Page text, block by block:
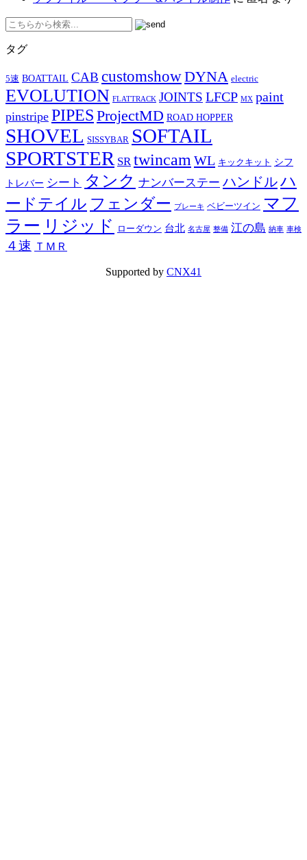
タグ
5速 BOATTAIL CAB customshowDYNA electric
EVOLUTION FLATTRACK JOINTS LFCP MX paint
pinstripe PIPES ProjectMD ROAD HOPPER
SHOVEL SISSYBAR SOFTAIL
SPORTSTER SR twincamWL キックキット シフ
トレバー シート タンク ナンバーステー ハンドルハ
ードテイル フェンダー ブレーキ ベビーツイン マフ
ラー リジッド ローダウン 台北 名古屋 整備 江の島 納車 車検
４速 ＴＭＲ
Supported by CNX41